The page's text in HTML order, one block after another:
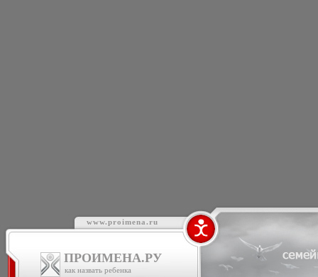
www.proimena.ru
ПРОИМЕНА.РУ
как назвать ребенка